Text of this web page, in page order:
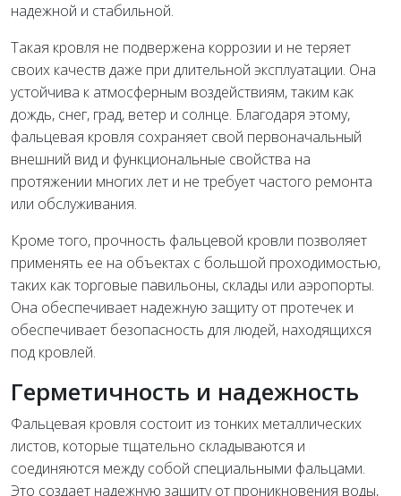
надежной и стабильной.
Такая кровля не подвержена коррозии и не теряет
своих качеств даже при длительной эксплуатации. Она
устойчива к атмосферным воздействиям, таким как
дождь, снег, град, ветер и солнце. Благодаря этому,
фальцевая кровля сохраняет свой первоначальный
внешний вид и функциональные свойства на
протяжении многих лет и не требует частого ремонта
или обслуживания.
Кроме того, прочность фальцевой кровли позволяет
применять ее на объектах с большой проходимостью,
таких как торговые павильоны, склады или аэропорты.
Она обеспечивает надежную защиту от протечек и
обеспечивает безопасность для людей, находящихся
под кровлей.
Герметичность и надежность
Фальцевая кровля состоит из тонких металлических
листов, которые тщательно складываются и
соединяются между собой специальными фальцами.
Это создает надежную защиту от проникновения воды,